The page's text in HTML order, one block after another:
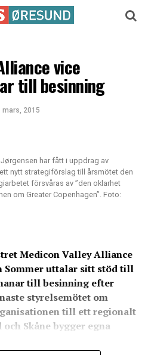
vice
till besinning
mars, 2015
har fått i uppdrag av
nytt strategiförslag till årsmötet den
försvåras av ”den oklarhet
om Greater Copenhagen”. Foto:
Medicon Valley Alliance
Sommer uttalar sitt stöd till
till besinning efter
styrelsemötet om
till ett regionalt
Skåne bygger egna